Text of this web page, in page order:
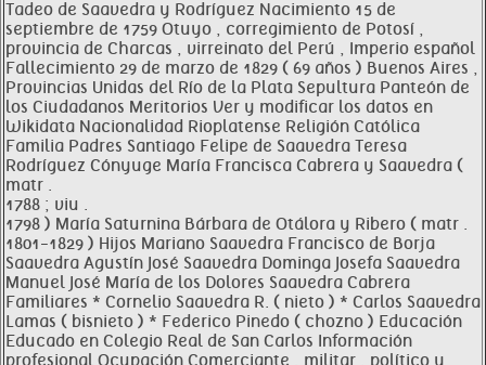
Tadeo de Saavedra y Rodríguez Nacimiento 15 de
septiembre de 1759 Otuyo , corregimiento de Potosí ,
provincia de Charcas , virreinato del Perú , Imperio español
Fallecimiento 29 de marzo de 1829 ( 69 años ) Buenos Aires ,
Provincias Unidas del Río de la Plata Sepultura Panteón de
los Ciudadanos Meritorios Ver y modificar los datos en
Wikidata Nacionalidad Rioplatense Religión Católica
Familia Padres Santiago Felipe de Saavedra Teresa
Rodríguez Cónyuge María Francisca Cabrera y Saavedra (
matr .
1788 ; viu .
1798 ) María Saturnina Bárbara de Otálora y Ribero ( matr .
1801-1829 ) Hijos Mariano Saavedra Francisco de Borja
Saavedra Agustín José Saavedra Dominga Josefa Saavedra
Manuel José María de los Dolores Saavedra Cabrera
Familiares * Cornelio Saavedra R. ( nieto ) * Carlos Saavedra
Lamas ( bisnieto ) * Federico Pinedo ( chozno ) Educación
Educado en Colegio Real de San Carlos Información
profesional Ocupación Comerciante , militar , político y